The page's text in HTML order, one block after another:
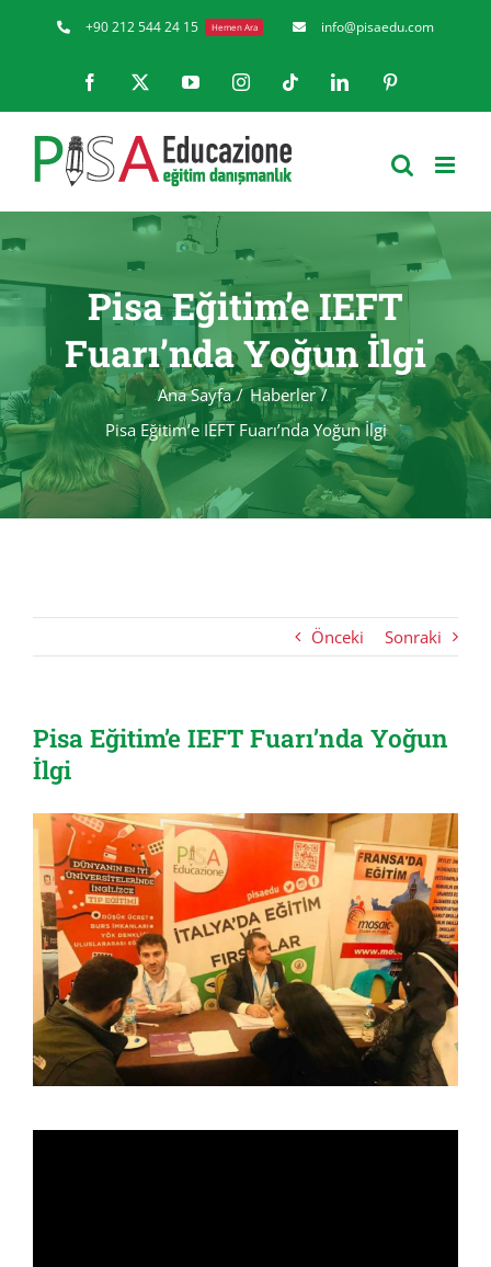
+90 212 544 24 15 Hemen Ara info@pisaedu.com
Facebook YouTubeInstagramTiktok LinkedIn
Pisa Eğitim’e IEFT
Fuarı’nda Yoğun İlgi
Ana Sayfa
Haberler
Pisa Eğitim’e IEFT Fuarı’nda Yoğun İlgi
Önceki Sonraki
Pisa Eğitim’e IEFT Fuarı’nda Yoğun
İlgi
View
Larger
Image